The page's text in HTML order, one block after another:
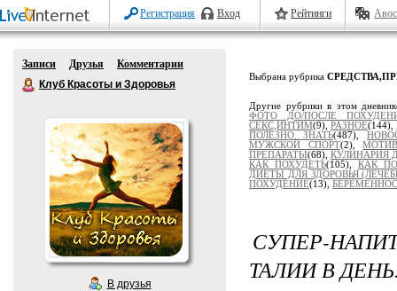
Регистрация Вход Рейтинги
Записи Друзья
Комментарии
Клуб Красоты и Здоровья
В друзья
Выбрана рубрика
Другие рубрики в этом
ФОТО ДО/ПОСЛЕ
СЕКС,ИНТИМ(9),РАЗНОЕ(144),
ПОЛЕЗНО ЗНАТЬ(487),
МУЖСКОЙ СПОРТ(2),
ПРЕПАРАТЫ(68), КУЛИНАРИЯ
КАК ПОХУДЕТЬ(105), КАК
ДИЕТЫ ДЛЯ ЗДОРОВЬЯ
ПОХУДЕНИЕ(13),
СУПЕР-
ТАЛИИ В